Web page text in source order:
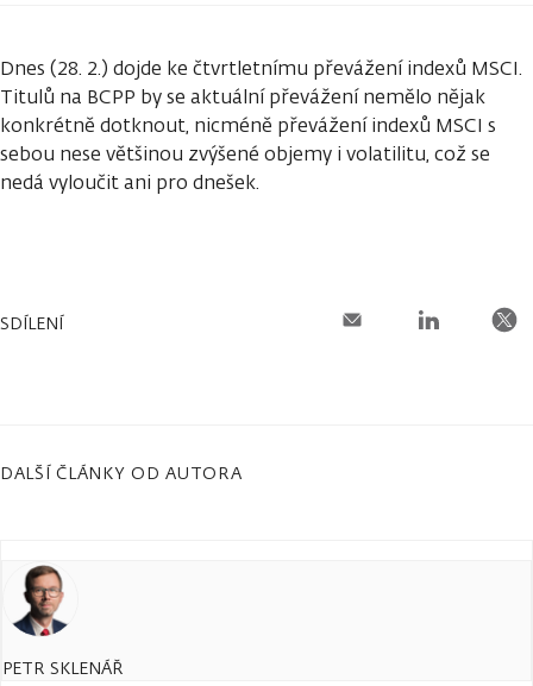
Dnes (28. 2.) dojde ke čtvrtletnímu převážení indexů MSCI.
Titulů na BCPP by se aktuální převážení nemělo nějak
konkrétně dotknout, nicméně převážení indexů MSCI s
sebou nese většinou zvýšené objemy i volatilitu, což se
nedá vyloučit ani pro dnešek.
SDÍLENÍ
DALŠÍ ČLÁNKY OD AUTORA
PETR SKLENÁŘ